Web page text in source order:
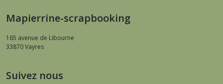
Mapierrine-scrapbooking
165 avenue de Libourne
33870Vayres
Suivez nous